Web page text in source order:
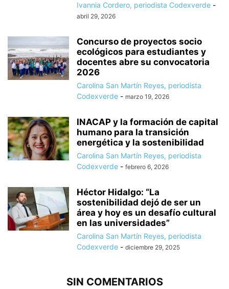
Ivannia Cordero, periodista Codexverde -
abril 29, 2026
Concurso de proyectos socio
ecológicos para estudiantes y
docentes abre su convocatoria
2026
Carolina San Martín Reyes, periodista
Codexverde - marzo 19, 2026
INACAP y la formación de capital
humano para la transición
energética y la sostenibilidad
Carolina San Martín Reyes, periodista
Codexverde - febrero 6, 2026
Héctor Hidalgo: “La
sostenibilidad dejó de ser un
área y hoy es un desafío cultural
en las universidades”
Carolina San Martín Reyes, periodista
Codexverde - diciembre 29, 2025
SIN COMENTARIOS